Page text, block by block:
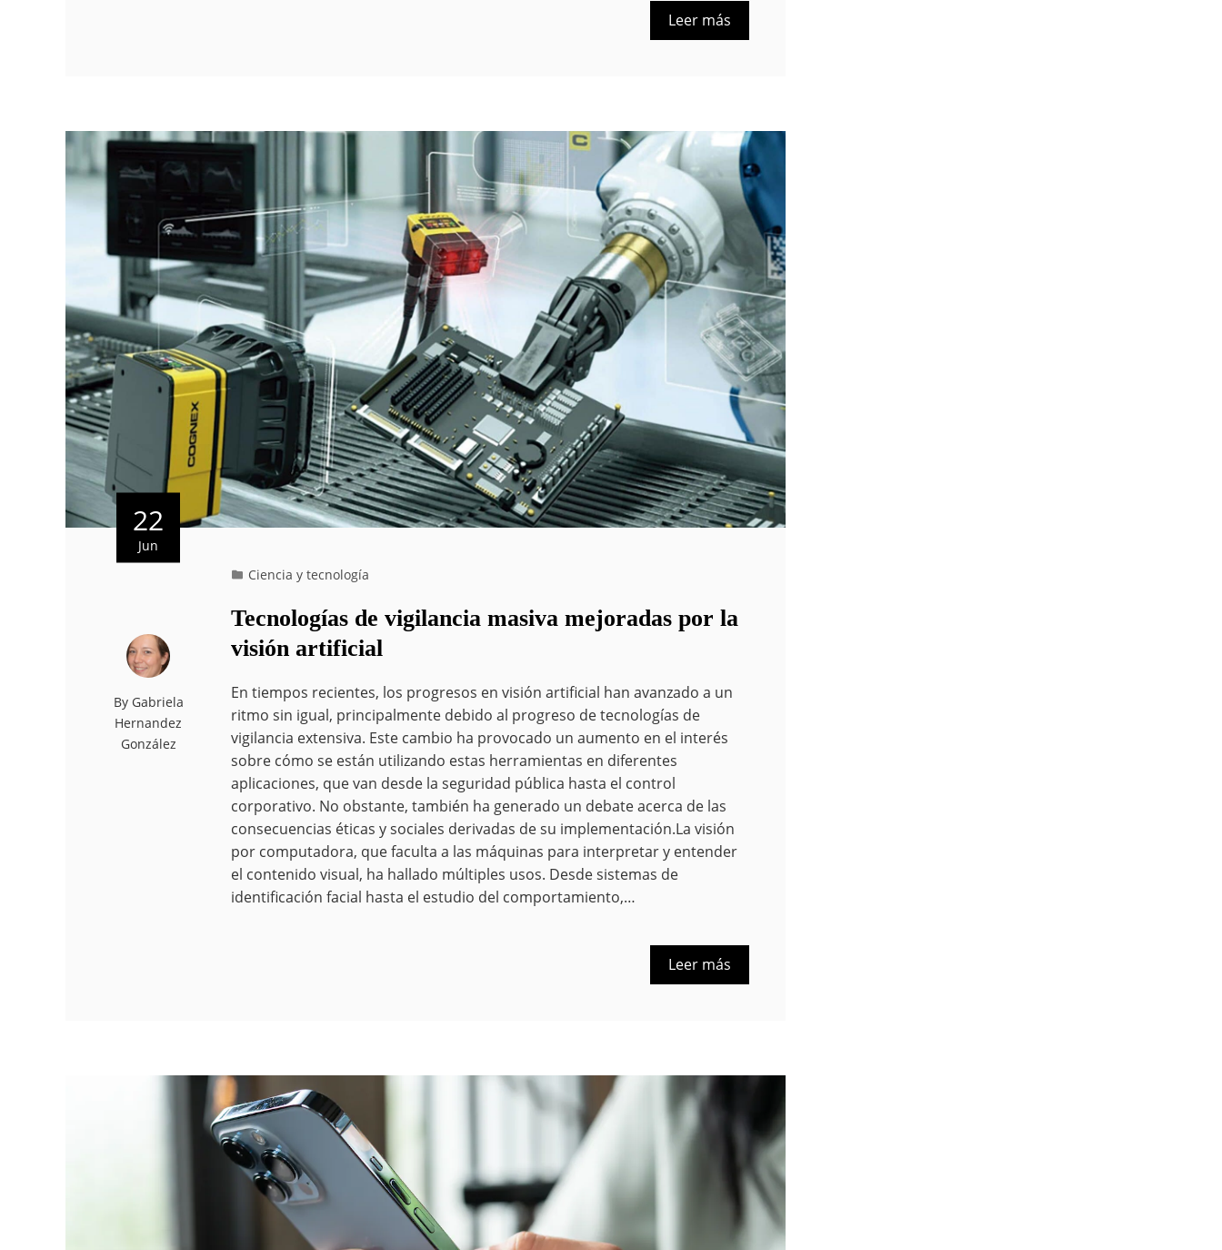
Leer más
22
Jun
By Gabriela
Hernandez
González
Ciencia y tecnología
Tecnologías de vigilancia masiva mejoradas por la
visión artificial
En tiempos recientes, los progresos en visión artificial han avanzado a un
ritmo sin igual, principalmente debido al progreso de tecnologías de
vigilancia extensiva. Este cambio ha provocado un aumento en el interés
sobre cómo se están utilizando estas herramientas en diferentes
aplicaciones, que van desde la seguridad pública hasta el control
corporativo. No obstante, también ha generado un debate acerca de las
consecuencias éticas y sociales derivadas de su implementación.La visión
por computadora, que faculta a las máquinas para interpretar y entender
el contenido visual, ha hallado múltiples usos. Desde sistemas de
identificación facial hasta el estudio del comportamiento,…
Leer más